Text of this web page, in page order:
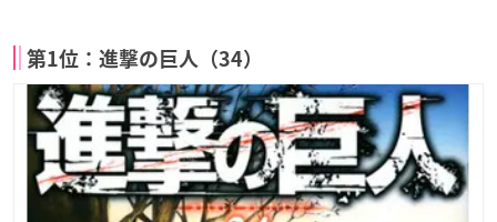
第1位：進撃の巨人（34）